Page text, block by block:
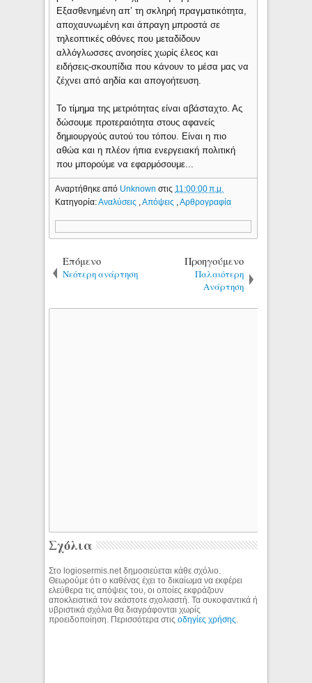
Εξασθενημένη απ’ τη σκληρή πραγματικότητα,
αποχαυνωμένη και άπραγη μπροστά σε
τηλεοπτικές οθόνες που μεταδίδουν
αλλόγλωσσες ανοησίες χωρίς έλεος και
ειδήσεις-σκουπίδια που κάνουν το μέσα μας να
ζέχνει από αηδία και απογοήτευση.
Το τίμημα της μετριότητας είναι αβάσταχτο. Ας
δώσουμε προτεραιότητα στους αφανείς
δημιουργούς αυτού του τόπου. Είναι η πιο
αθώα και η πλέον ήπια ενεργειακή πολιτική
που μπορούμε να εφαρμόσουμε...
Αναρτήθηκε από Unknownστις 11:00:00 π.μ.
Κατηγορία:Αναλύσεις ,Απόψεις ,Αρθρογραφία
Επόμενο
Νεότερη ανάρτηση
Προηγούμενο
Παλαιότερη
Ανάρτηση
Σχόλια
Στο logiosermis.net δημοσιεύεται κάθε σχόλιο.
Θεωρούμε ότι ο καθένας έχει το δικαίωμα να εκφέρει
ελεύθερα τις απόψεις του, οι οποίες εκφράζουν
αποκλειστικά τον εκάστοτε σχολιαστή. Τα συκοφαντικά ή
υβριστικά σχόλια θα διαγράφονται χωρίς
προειδοποίηση. Περισσότερα στιςοδηγίες χρήσης.